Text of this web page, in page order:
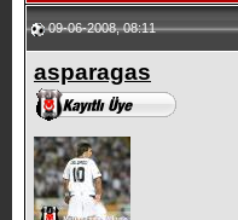
09-06-2008, 08:11
asparagas